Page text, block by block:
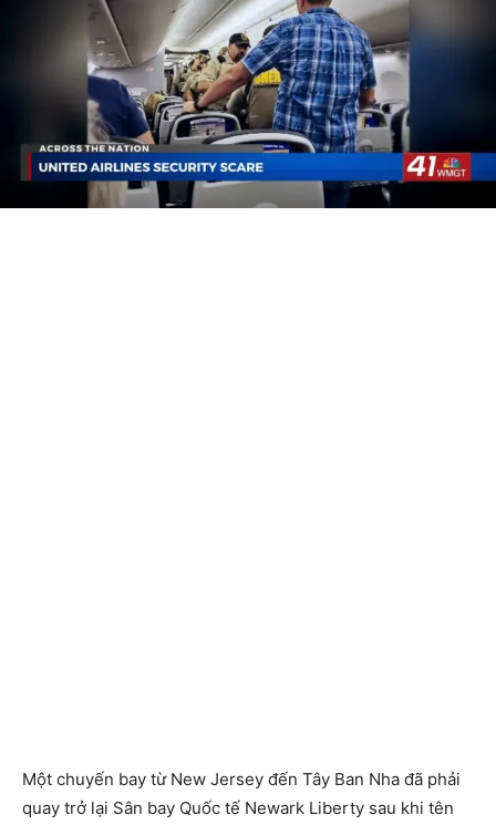
Một chuyến bay từ New Jersey đến Tây Ban Nha đã phải
quay trở lại Sân bay Quốc tế Newark Liberty sau khi tên